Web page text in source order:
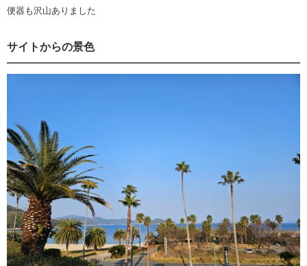
便器も沢山ありました
サイトからの景色